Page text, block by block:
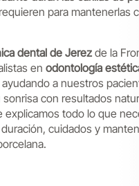
para mantenerlas
dental de Jerezde la
en odontología
a nuestros
con resultados
explicamos todo lo que
cuidados y